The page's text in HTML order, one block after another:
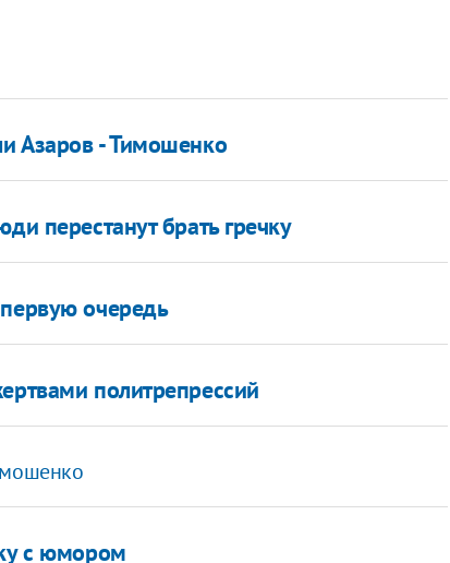
Азаров - Тимошенко
перестанут брать гречку
очередь
политрепрессий
с юмором